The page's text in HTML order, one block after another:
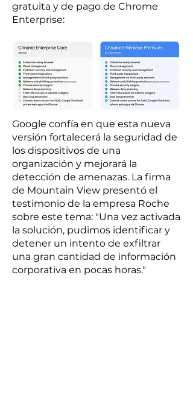
gratuita y de pago de Chrome
Enterprise:
Google confía en que esta nueva
versión fortalecerá la seguridad de
los dispositivos de una
organización y mejorará la
detección de amenazas. La firma
de Mountain View presentó el
testimonio de la empresa Roche
sobre este tema: "Una vez activada
la solución, pudimos identificar y
detener un intento de exfiltrar
una gran cantidad de información
corporativa en pocas horas."